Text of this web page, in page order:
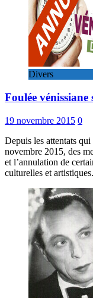
Divers
Foulée vénissiane
19 novembre 2015 0
Depuis les attentats
novembre 2015, des
et l’annulation de
culturelles et